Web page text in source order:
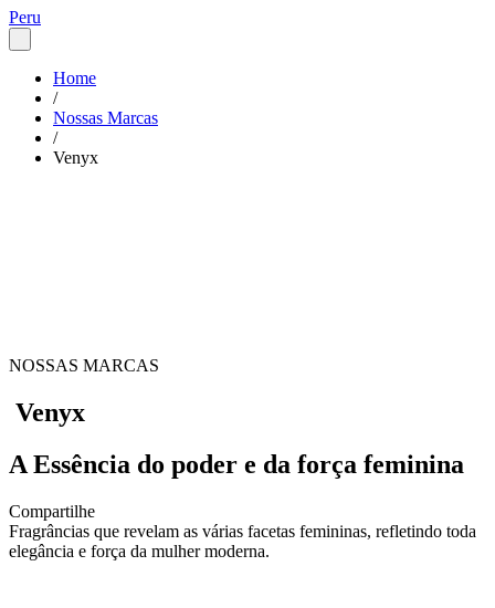
Peru
Home
/
Nossas Marcas
/
Venyx
NOSSAS MARCAS
Venyx
A Essência do poder e da força feminina
Compartilhe
Fragrâncias que revelam as várias facetas femininas, refletindo toda
elegância e força da mulher moderna.